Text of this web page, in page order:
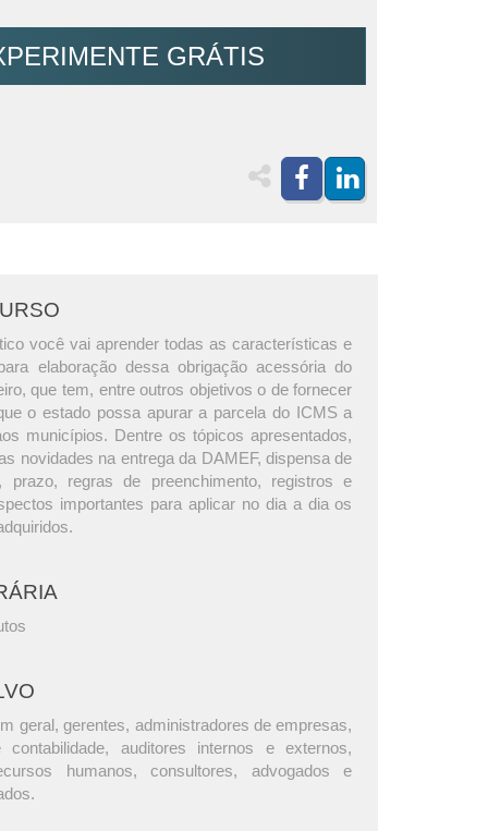
GRÁTIS
você vai aprender todas as características e
elaboração dessa obrigação acessória do
que tem, entre outros objetivos o de fornecer
o estado possa apurar a parcela do ICMS a
municípios. Dentre os tópicos apresentados,
novidades na entrega da DAMEF, dispensa de
prazo, regras de preenchimento, registros e
importantes para aplicar no dia a dia os
geral, gerentes, administradores de empresas,
contabilidade, auditores internos e externos,
humanos, consultores, advogados e